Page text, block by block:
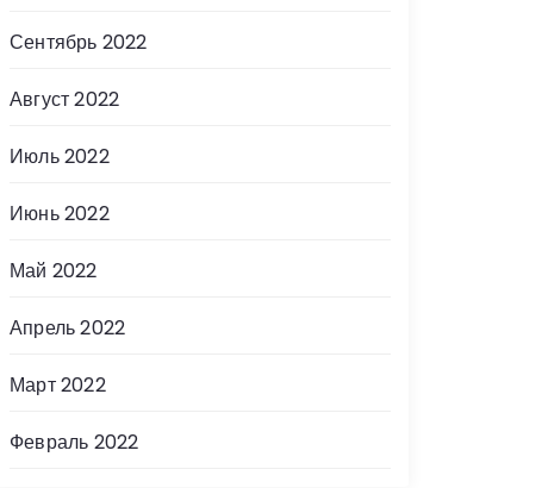
Сентябрь 2022
Август 2022
Июль 2022
Июнь 2022
Май 2022
Апрель 2022
Март 2022
Февраль 2022